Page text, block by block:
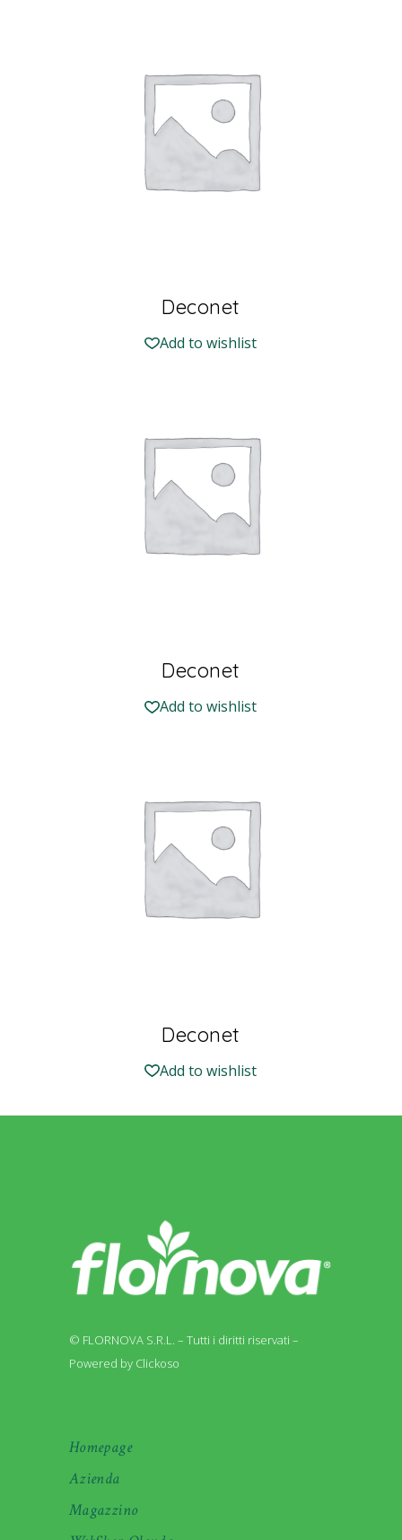
Deconet
Add to wishlist
Deconet
Add to wishlist
Deconet
Add to wishlist
© FLORNOVA S.R.L. – Tutti i diritti riservati –
Powered by Clickoso
Homepage
Azienda
Magazzino